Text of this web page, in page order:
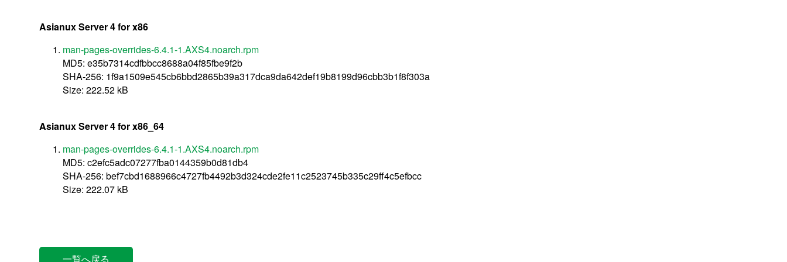
Asianux Server 4 for x86
man-pages-overrides-6.4.1-1.AXS4.noarch.rpm
MD5: e35b7314cdfbbcc8688a04f85fbe9f2b
SHA-256: 1f9a1509e545cb6bbd2865b39a317dca9da642def19b8199d96cbb3b1f8f303a
Size: 222.52 kB
Asianux Server 4 for x86_64
man-pages-overrides-6.4.1-1.AXS4.noarch.rpm
MD5: c2efc5adc07277fba0144359b0d81db4
SHA-256: bef7cbd1688966c4727fb4492b3d324cde2fe11c2523745b335c29ff4c5efbcc
Size: 222.07 kB
一覧へ戻る